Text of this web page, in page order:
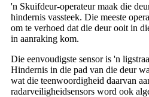
'n Skuifdeur-operateur maak die
hindernis vassteek. Die meeste
om te verhoed dat die deur ooit in
in aanraking kom.
Die eenvoudigste sensor is 'n
Hindernis in die pad van die deur
wat die teenwoordigheid daarvan
radarveiligheidsensors word ook